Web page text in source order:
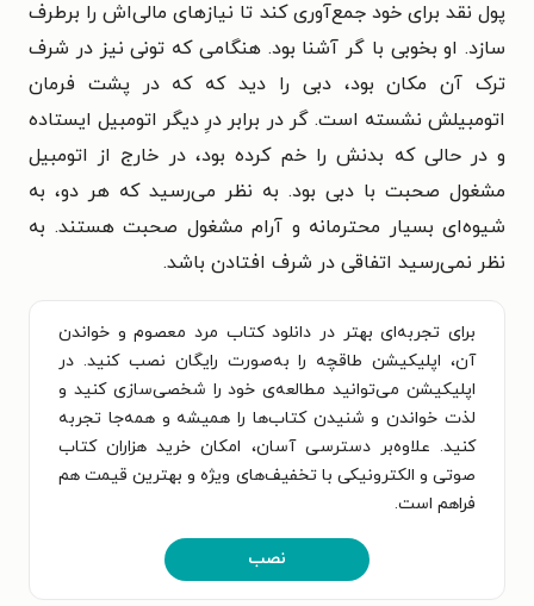
پول نقد برای خود جمع‌آوری کند تا نیازهای مالی‌اش را برطرف
سازد. او بخوبی با گر آشنا بود. هنگامی که تونی نیز در شرف
ترک آن مکان بود، دبی را دید که که در پشت فرمان
اتومبیلش نشسته است. گر در برابر درِ دیگر اتومبیل ایستاده
و در حالی که بدنش را خم کرده بود، در خارج از اتومبیل
مشغول صحبت با دبی بود. به نظر می‌رسید که هر دو، به
شیوه‌ای بسیار محترمانه و آرام مشغول صحبت هستند. به
نظر نمی‌رسید اتفاقی در شرف افتادن باشد.
برای تجربه‌ای بهتر در دانلود کتاب مرد معصوم و خواندن
آن، اپلیکیشن طاقچه را به‌صورت رایگان نصب کنید. در
اپلیکیشن می‌توانید مطالعه‌ی خود را شخصی‌سازی کنید و
لذت خواندن و شنیدن کتاب‌ها را همیشه و همه‌جا تجربه
کنید. علاوه‌بر دسترسی آسان، امکان خرید هزاران کتاب
صوتی و الکترونیکی با تخفیف‌های ویژه و بهترین قیمت هم
فراهم است.
نصب